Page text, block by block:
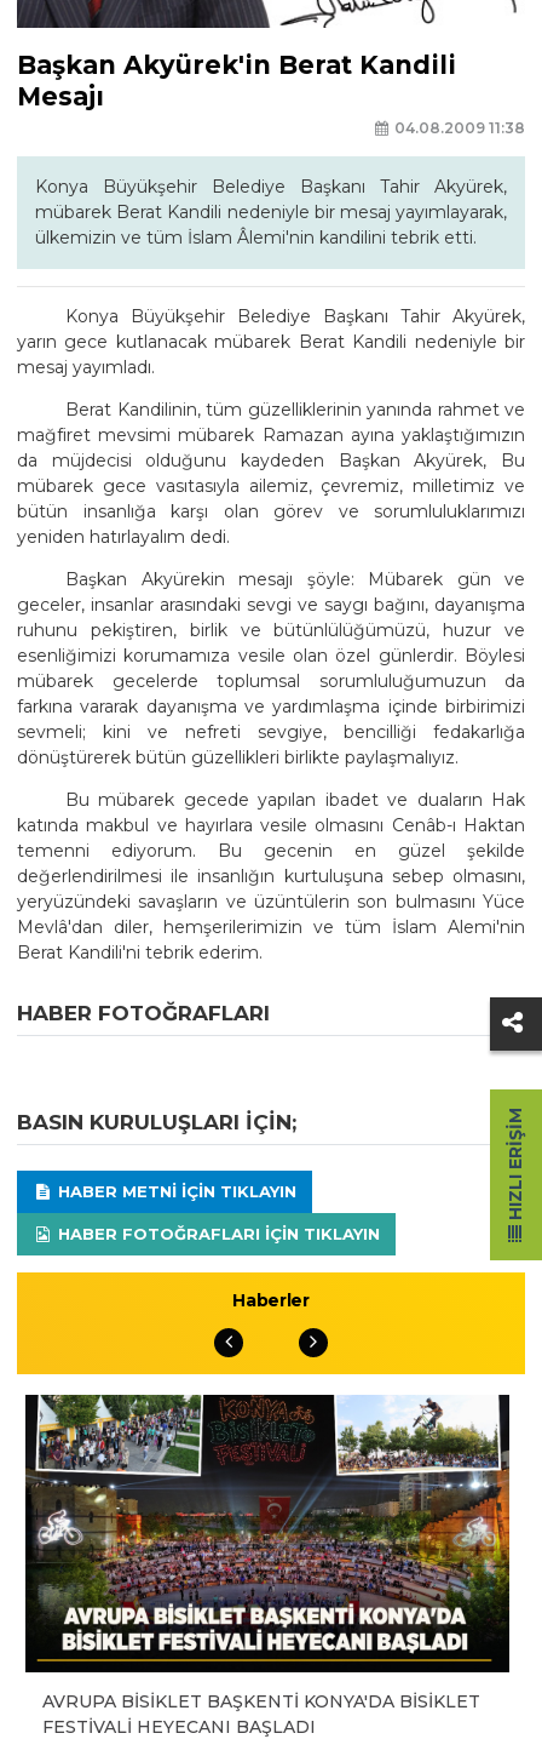
Başkan Akyürek'in Berat Kandili
Mesajı
04.08.2009 11:38
Konya Büyükşehir Belediye Başkanı Tahir Akyürek,
mübarek Berat Kandili nedeniyle bir mesaj yayımlayarak,
ülkemizin ve tüm İslam Âlemi'nin kandilini tebrik etti.
Konya Büyükşehir Belediye Başkanı Tahir Akyürek,
yarın gece kutlanacak mübarek Berat Kandili nedeniyle bir
mesaj yayımladı.
Berat Kandilinin, tüm güzelliklerinin yanında rahmet ve
mağfiret mevsimi mübarek Ramazan ayına yaklaştığımızın
da müjdecisi olduğunu kaydeden Başkan Akyürek, Bu
mübarek gece vasıtasıyla ailemiz, çevremiz, milletimiz ve
bütün insanlığa karşı olan görev ve sorumluluklarımızı
yeniden hatırlayalım dedi.
Başkan Akyürekin mesajı şöyle: Mübarek gün ve
geceler, insanlar arasındaki sevgi ve saygı bağını, dayanışma
ruhunu pekiştiren, birlik ve bütünlülüğümüzü, huzur ve
esenliğimizi korumamıza vesile olan özel günlerdir. Böylesi
mübarek gecelerde toplumsal sorumluluğumuzun da
farkına vararak dayanışma ve yardımlaşma içinde birbirimizi
sevmeli; kini ve nefreti sevgiye, bencilliği fedakarlığa
dönüştürerek bütün güzellikleri birlikte paylaşmalıyız.
Bu mübarek gecede yapılan ibadet ve duaların Hak
katında makbul ve hayırlara vesile olmasını Cenâb-ı Haktan
temenni ediyorum. Bu gecenin en güzel şekilde
değerlendirilmesi ile insanlığın kurtuluşuna sebep olmasını,
yeryüzündeki savaşların ve üzüntülerin son bulmasını Yüce
Mevlâ'dan diler, hemşerilerimizin ve tüm İslam Alemi'nin
Berat Kandili'ni tebrik ederim.
HABER FOTOĞRAFLARI
BASIN KURULUŞLARI IÇIN;
HABER METNI IÇIN TIKLAYIN
HABER FOTOĞRAFLARI IÇIN TIKLAYIN
Haberler
AVRUPA BİSİKLET BAŞKENTİ KONYA'DA BİSİKLET
FESTİVALİ HEYECANI BAŞLADI
HIZLI ERIŞIM